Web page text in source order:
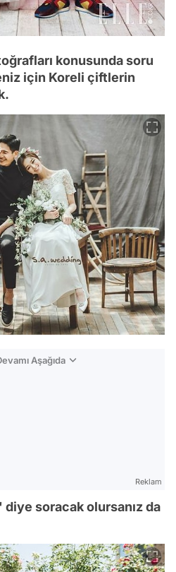
konusunda soru
için Koreli çiftlerin
Aşağıda
Reklam
soracak olursanız da